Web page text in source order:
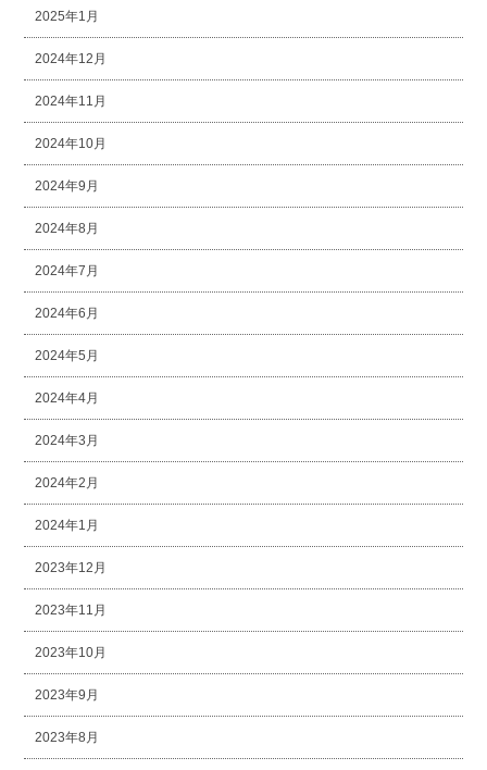
2025年1月
2024年12月
2024年11月
2024年10月
2024年9月
2024年8月
2024年7月
2024年6月
2024年5月
2024年4月
2024年3月
2024年2月
2024年1月
2023年12月
2023年11月
2023年10月
2023年9月
2023年8月